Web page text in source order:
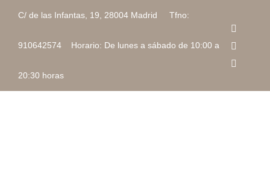
contenido
C/ de las Infantas, 19, 28004 Madrid Tfno:
910642574 Horario: De lunes a sábado de 10:00 a
20:30 horas